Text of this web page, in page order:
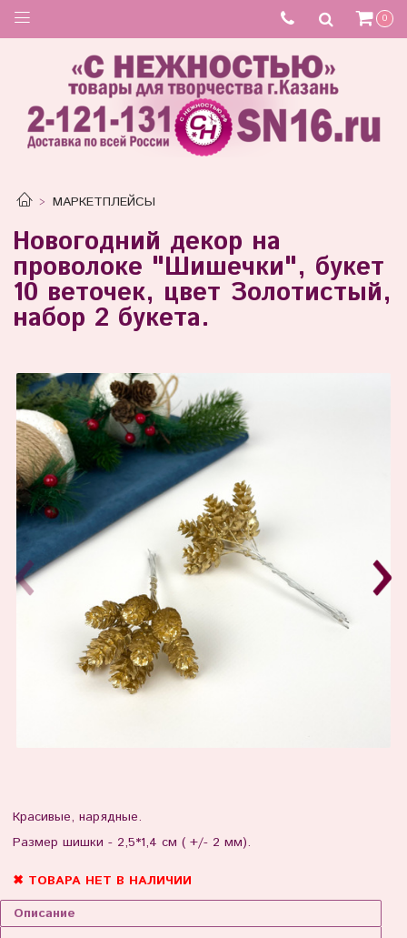
0
МАРКЕТПЛЕЙСЫ
Новогодний декор на
проволоке "Шишечки", букет
10 веточек, цвет Золотистый,
набор 2 букета.
Красивые, нарядные.
Размер шишки - 2,5*1,4 см ( +/- 2 мм).
✖ ТОВАРА НЕТ В НАЛИЧИИ
Описание
Товар отсутствует